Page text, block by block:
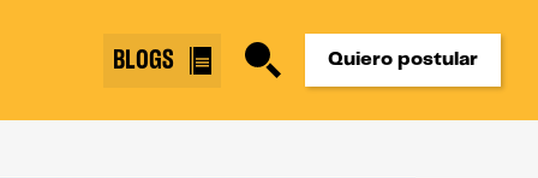
BLOGS Quiero postular